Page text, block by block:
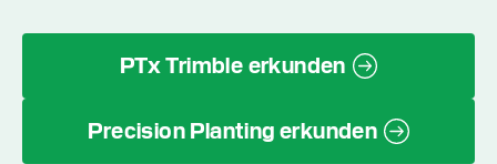
PTx Trimble erkunden
Precision Planting erkunden